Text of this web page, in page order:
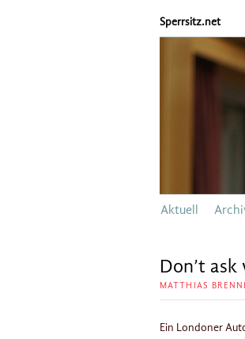
Sperrsitz.net
Aktuell
Don’t ask
MATTHIAS
Ein Londoner